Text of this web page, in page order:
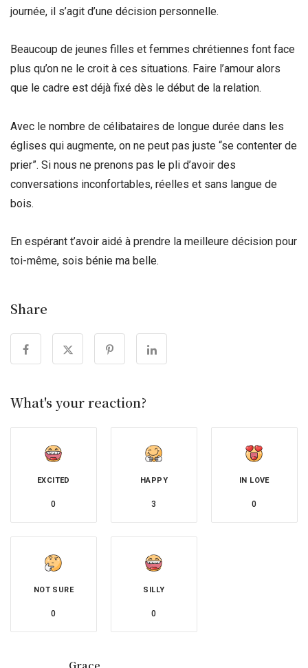
journée, il s’agit d’une décision personnelle.
Beaucoup de jeunes filles et femmes chrétiennes font face
plus qu’on ne le croit à ces situations. Faire l’amour alors
que le cadre est déjà fixé dès le début de la relation.
Avec le nombre de célibataires de longue durée dans les
églises qui augmente, on ne peut pas juste “se contenter de
prier”. Si nous ne prenons pas le pli d’avoir des
conversations inconfortables, réelles et sans langue de
bois.
En espérant t’avoir aidé à prendre la meilleure décision pour
toi-même, sois bénie ma belle.
Share
What's your reaction?
EXCITED
0
HAPPY
3
IN LOVE
0
NOT SURE
0
SILLY
0
Grace